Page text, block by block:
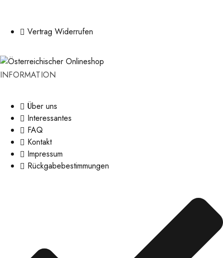
Vertrag Widerrufen
INFORMATION
Über uns
Interessantes
FAQ
Kontakt
Impressum
Rückgabebestimmungen